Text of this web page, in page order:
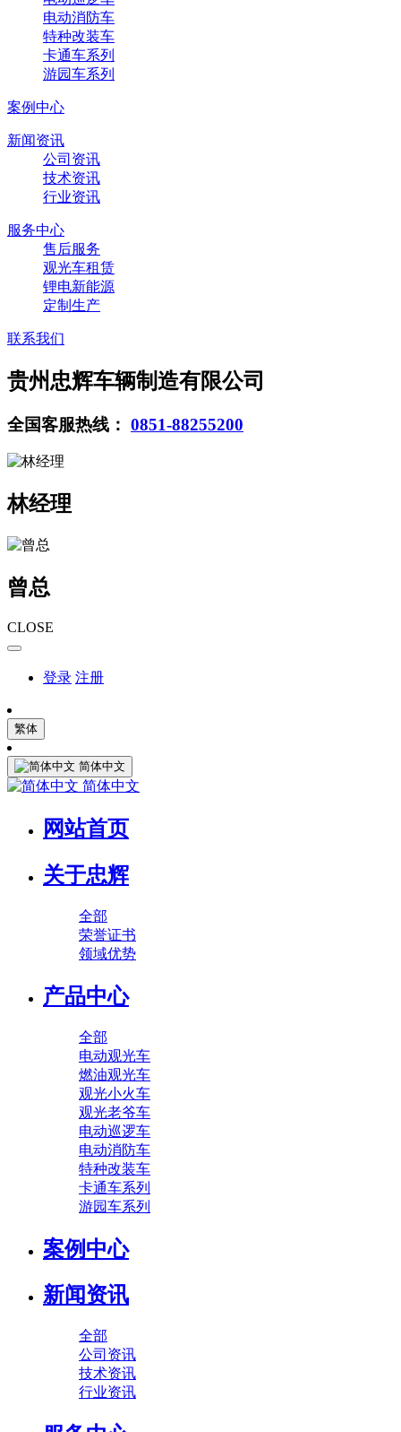
电动消防车
特种改装车
卡通车系列
游园车系列
案例中心
新闻资讯
公司资讯
技术资讯
行业资讯
服务中心
售后服务
观光车租赁
锂电新能源
定制生产
联系我们
贵州忠辉车辆制造有限公司
全国客服热线： 0851-88255200
林经理
曾总
CLOSE
登录 注册
繁体
简体中文
简体中文
网站首页
关于忠辉
全部
荣誉证书
领域优势
产品中心
全部
电动观光车
燃油观光车
观光小火车
观光老爷车
电动巡逻车
电动消防车
特种改装车
卡通车系列
游园车系列
案例中心
新闻资讯
全部
公司资讯
技术资讯
行业资讯